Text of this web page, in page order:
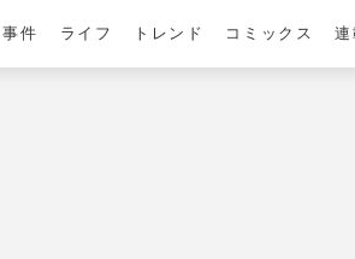
件 ライフ トレンド コミックス 連